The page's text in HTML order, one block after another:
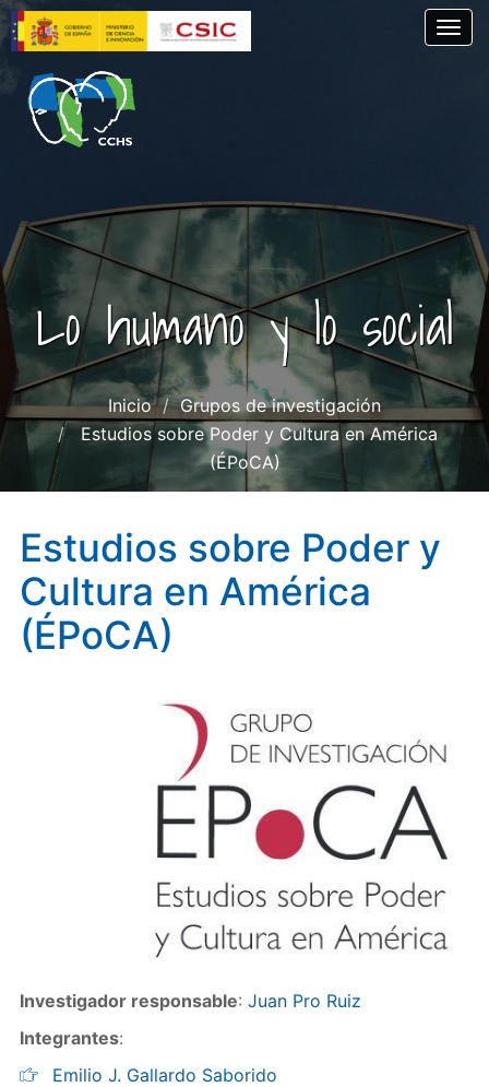
Pasar
al
contenido
principal
Lo humano y lo social
Inicio
Grupos de investigación
Estudios sobre Poder y Cultura en América
(ÉPoCA)
Estudios sobre Poder y
Cultura en América
(ÉPoCA)
Investigador responsable: Juan Pro Ruiz
Integrantes:
Emilio J. Gallardo Saborido